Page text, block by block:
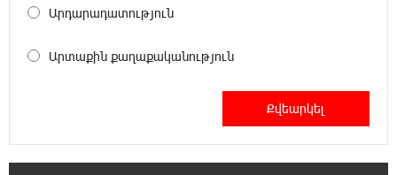
կկատարվեն. «Փաստ»
7:03:23 6-08-2026
իշխանություններին էլ ոչինչ չի
6:32:20 6-08-2026
Արդարադատություն
Արտաքին քաղաքականություն